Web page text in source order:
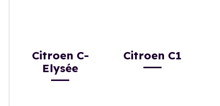
Citroen C-
Elysée
Citroen C1